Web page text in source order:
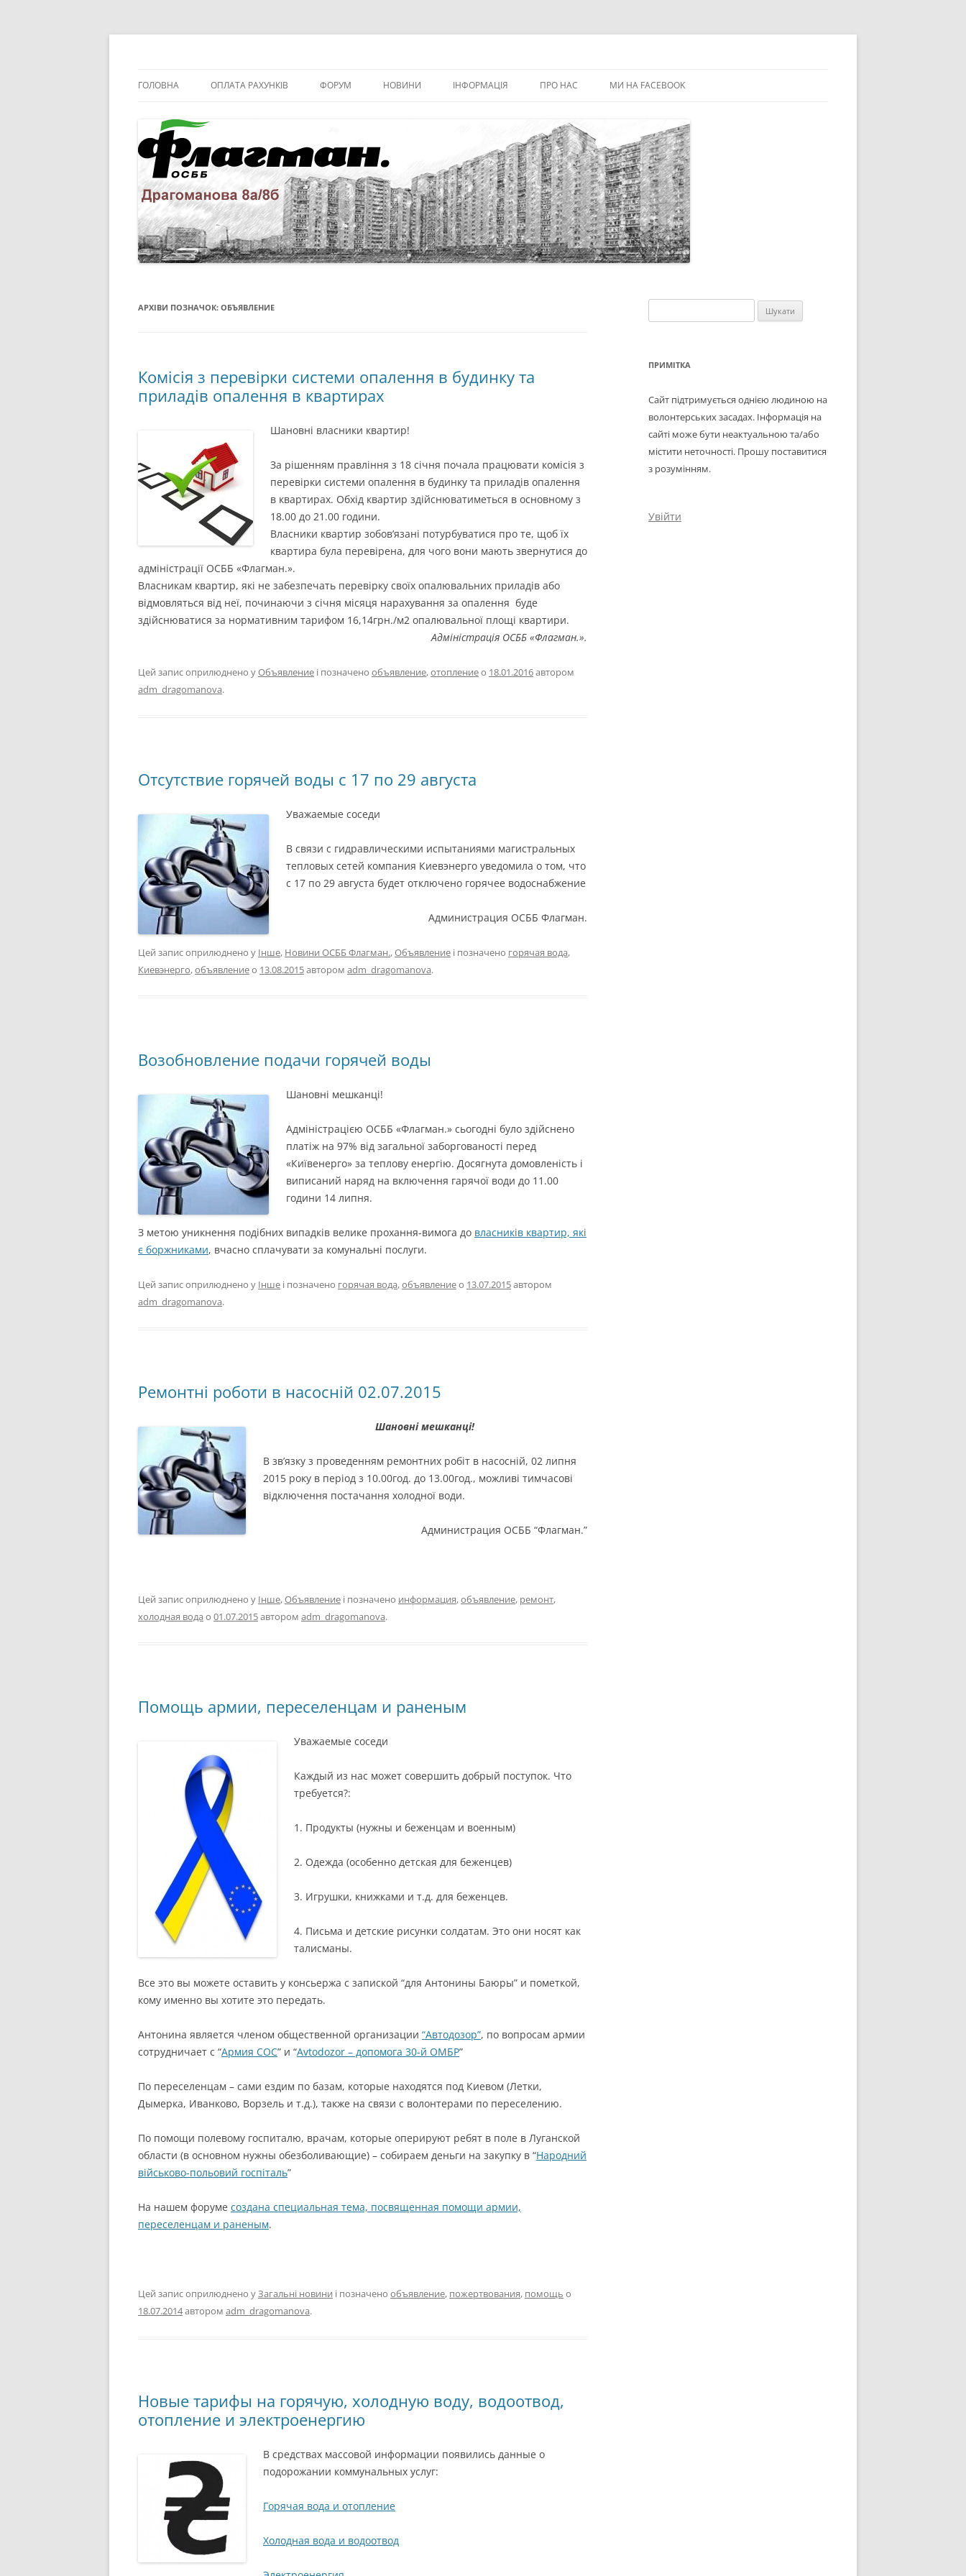
Перейти
ГОЛОВНА ОПЛАТА РАХУНКІВ ФОРУМ НОВИНИ
ПРО ТАРИФИ
ЗАГАЛЬНІ НОВИНИ
ІНФОРМАЦІЯ
ДОКУМЕНТИ
FAQ З РІЗНИХ ПИТАНЬ,
ПОВ’ЯЗАНИХ З НАШИМ ОСББ
ПРОВЕДЕНІ РЕМОНТИ
СУБСИДІЙ
ЗАКОНОДАВСТВО
ПОДАТКИ
ПЛАНИ РАЙОНУ
ПРО НАШ БУДИНОК
ПРО НАС
ПРАВЛІННЯ
НАШИ ПАРТНЕРИ
ПРО НАШ БУДИНОК
МИ НА FACEBOOK
АРХІВИ ПОЗНАЧОК: ОБЪЯВЛЕНИЕ
Комісія з перевірки системи опалення в будинку та
приладів опалення в квартирах
Шановні власники квартир!
За рішенням правління з 18 січня почала працювати комісія з
перевірки системи опалення в будинку та приладів опалення
в квартирах. Обхід квартир здійснюватиметься в основному з
18.00 до 21.00 години.
Власники квартир зобов’язані потурбуватися про те, щоб їх
квартира була перевірена, для чого вони мають звернутися до
адміністрації ОСББ «Флагман.».
Власникам квартир, які не забезпечать перевірку своїх опалювальних приладів або
відмовляться від неї, починаючи з січня місяця нарахування за опалення буде
здійснюватися за нормативним тарифом 16,14грн./м2 опалювальної площі квартири.
Адміністрація ОСББ «Флагман.».
Цей запис оприлюднено уОбъявление і позначено объявление,отоплениео 18.01.2016автором
adm_dragomanova.
Отсутствие горячей воды c 17 по 29 августа
Уважаемые соседи
В связи с гидравлическими испытаниями магистральных
тепловых сетей компания Киевэнерго уведомила о том, что
с 17 по 29 августа будет отключено горячее водоснабжение
Администрация ОСББ Флагман.
Цей запис оприлюднено у Інше, Новини ОСББ Флагман.,Объявление і позначено горячая вода,
Киевэнерго,объявлениео 13.08.2015автором adm_dragomanova.
Возобновление подачи горячей воды
Шановні мешканці!
Адміністрацією ОСББ «Флагман.» сьогодні було здійснено
платіж на 97% від загальної заборгованості перед
«Київенерго» за теплову енергію. Досягнута домовленість і
виписаний наряд на включення гарячої води до 11.00
години 14 липня.
З метою уникнення подібних випадків велике прохання-вимога до власників квартир, які
є боржниками, вчасно сплачувати за комунальні послуги.
Цей запис оприлюднено у Інше і позначено горячая вода,объявлениео 13.07.2015автором
adm_dragomanova.
Ремонтні роботи в насосній 02.07.2015
Шановні мешканці!
В зв’язку з проведенням ремонтних робіт в насосній, 02 липня
2015 року в період з 10.00год. до 13.00год., можливі тимчасові
відключення постачання холодної води.
Администрация ОСББ “Флагман.”
Цей запис оприлюднено у Інше,Объявление і позначено информация,объявление, ремонт,
холодная вода о 01.07.2015автором adm_dragomanova.
Помощь армии, переселенцам и раненым
Уважаемые соседи
Каждый из нас может совершить добрый поступок. Что
требуется?:
1. Продукты (нужны и беженцам и военным)
2. Одежда (особенно детская для беженцев)
3. Игрушки, книжками и т.д. для беженцев.
4. Письма и детские рисунки солдатам. Это они носят как
талисманы.
Все это вы можете оставить у консьержа с запиской “для Антонины Баюры” и пометкой,
кому именно вы хотите это передать.
Антонина является членом общественной организации “Автодозор”, по вопросам армии
сотрудничает с “Армия СОС” и “Avtodozor – допомога 30-й ОМБР”
По переселенцам – сами ездим по базам, которые находятся под Киевом (Летки,
Дымерка, Иванково, Ворзель и т.д.), также на связи с волонтерами по переселению.
По помощи полевому госпиталю, врачам, которые оперируют ребят в поле в Луганской
области (в основном нужны обезболивающие) – собираем деньги на закупку в “Народний
військово-польовий госпіталь”
На нашем форуме создана специальная тема, посвященная помощи армии,
переселенцам и раненым.
Цей запис оприлюднено уЗагальні новини і позначено объявление, пожертвования, помощь о
18.07.2014автором adm_dragomanova.
Новые тарифы на горячую, холодную воду, водоотвод,
отопление и электроенергию
В средствах массовой информации появились данные о
подорожании коммунальных услуг:
Горячая вода и отопление
Холодная вода и водоотвод
ПРИМІТКА
Сайт підтримується однією людиною на
волонтерських засадах. Інформація на
сайті може бути неактуальною та/або
містити неточності. Прошу поставитися
з розумінням.
Увійти